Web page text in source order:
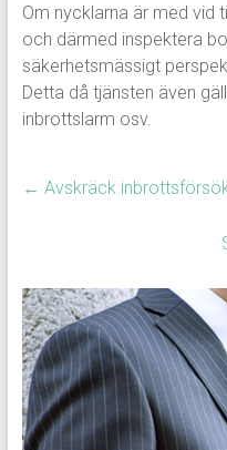
Om nycklarna är med vid
och därmed inspektera
säkerhetsmässigt
Detta då tjänsten även
inbrottslarm osv.
← Avskräck